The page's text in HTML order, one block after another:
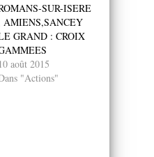
SUR-ISERE
AMIENS,SANCEY
GRAND : CROIX
10 août 2015
"Actions"